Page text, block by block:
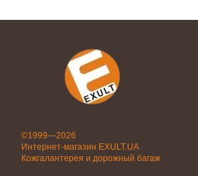
©1999—2026
Интернет-магазин EXULT.UA
Кожгалантерея и дорожный багаж